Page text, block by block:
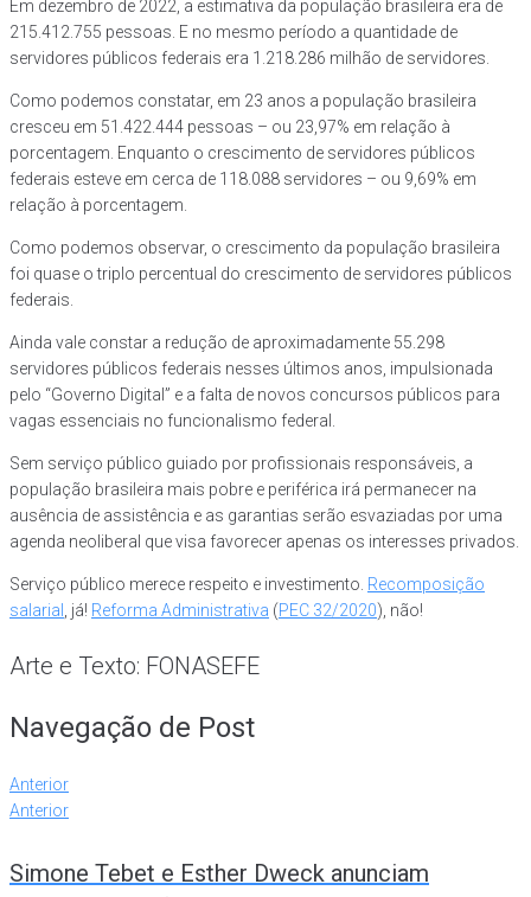
Em dezembro de 2022, a estimativa da população brasileira era de
215.412.755 pessoas. E no mesmo período a quantidade de
servidores públicos federais era 1.218.286 milhão de servidores.
Como podemos constatar, em 23 anos a população brasileira
cresceu em 51.422.444 pessoas – ou 23,97% em relação à
porcentagem. Enquanto o crescimento de servidores públicos
federais esteve em cerca de 118.088 servidores – ou 9,69% em
relação à porcentagem.
Como podemos observar, o crescimento da população brasileira
foi quase o triplo percentual do crescimento de servidores públicos
federais.
Ainda vale constar a redução de aproximadamente 55.298
servidores públicos federais nesses últimos anos, impulsionada
pelo “Governo Digital” e a falta de novos concursos públicos para
vagas essenciais no funcionalismo federal.
Sem serviço público guiado por profissionais responsáveis, a
população brasileira mais pobre e periférica irá permanecer na
ausência de assistência e as garantias serão esvaziadas por uma
agenda neoliberal que visa favorecer apenas os interesses privados.
Serviço público merece respeito e investimento. Recomposição
salarial
, já! Reforma Administrativa (PEC 32/2020), não!
Arte e Texto: FONASEFE
Navegação de Post
Anterior
Anterior
Simone Tebet e Esther Dweck anunciam